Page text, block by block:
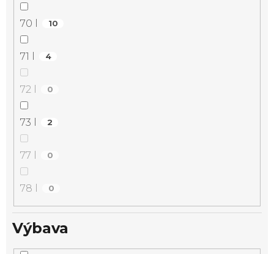
70 l 10
71 l 4
72 l 0
73 l 2
77 l 0
78 l 0
Výbava